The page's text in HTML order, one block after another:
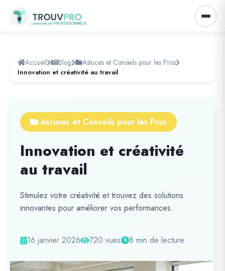
Accueil Blog Astuces et Conseils pour les Pros
Innovation et créativité au travail
Astuces et Conseils pour les Pros
Innovation et créativité
au travail
Stimulez votre créativité et trouvez des solutions
innovantes pour améliorer vos performances.
16 janvier 2026 720 vues 8 min de lecture